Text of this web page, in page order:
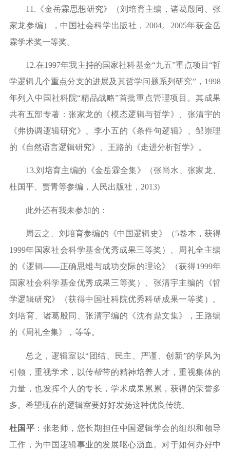
11. 《金岳霖思想研究》（刘培育主编，诸葛殷同、张
家龙参编），中国社会科学出版社， 2004。 2005年获金岳
霖学术奖一等奖。
12.在1997年我主持的国家社科基金“九五”重点项目 “哲
学逻辑几个重点分支的进展及其哲学问题系列研究”， 1998
年列入中国社科院“精品战略”首批重点管理项目。其成果
共有五部专著：张家龙的《模态逻辑与哲学》、张清宇的
《弗协调逻辑研究》、李小五的《条件句逻辑》、邹崇理
的《自然语言逻辑研究》、王路的《走进分析哲学》。
13.刘培育主编的《金岳霖全集》（张尚水、张家龙、
杜国平、贾青等参编，人民出版社， 2013)
此外还有我未参加的：
周云之、刘培育参编的《中国逻辑史》（5卷本，获得
1999年国家社会科学基金优秀成果三等奖）、周礼全主编
的《逻辑——正确思维与成功交际的理论》（获得1999年
国家社会科学基金优秀成果三等奖）、张清宇主编的《哲
学逻辑研究》（获得中国社科院优秀科研成果一等奖）。
刘培育、诸葛殷同、张清宇编的《沈有鼎文集》，王路编
的《周礼全集》，等等。
总之，逻辑室以“团结、民主、严谨、创新”的学风为
引领，重视学术，以传帮带的精神培养人才，重视集体的
力量，也发挥个人的专长，学术成果累累，获得的荣誉多
多。希望现在的逻辑室要好好发扬这种优良传统。
杜国平 ：张老师，您长期担任中国逻辑学会的组织和领导
工作，为中国逻辑事业的发展呕心沥血。对于如何办好中